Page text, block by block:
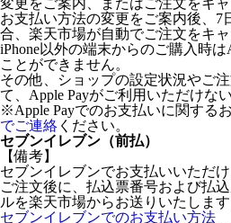
変更をご案内、またはご注文をキャ
お支払い方法の変更をご案内後、7
合、楽天市場が自動でご注文をキャ
iPhone以外の端末からのご購入時は
ことができません。
その他、ショップの設定状況やご
て、Apple Payがご利用いただけな
※Apple Payでのお支払いに関する
でご連絡 ください。
セブンイレブン（前払）
【備考】
セブンイレブンでお支払いいただけ
ご注文後に、払込票番号および払
ルを楽天市場からお送りいたします
セブンイレブンでのお支払い方法